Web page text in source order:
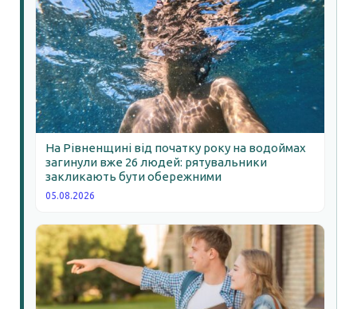
На Рівненщині від початку року на водоймах
загинули вже 26 людей: рятувальники
закликають бути обережними
05.08.2026